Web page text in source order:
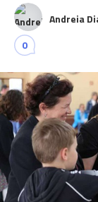
Andreia
0